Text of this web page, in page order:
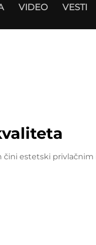
VIDEO
VESTI
estetski privlačnim